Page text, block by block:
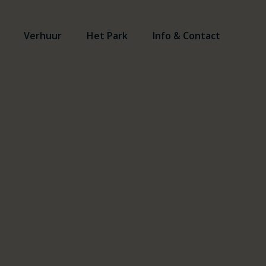
Verhuur Het Park Info & Contact